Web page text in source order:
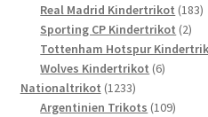
Real Madrid Kindertrikot 183
Sporting CP Kindertrikot 22
Tottenham Hotspur
Wolves Kindertrikot 66
Nationaltrikot 12331233
Produkte
Argentinien Trikots 109109